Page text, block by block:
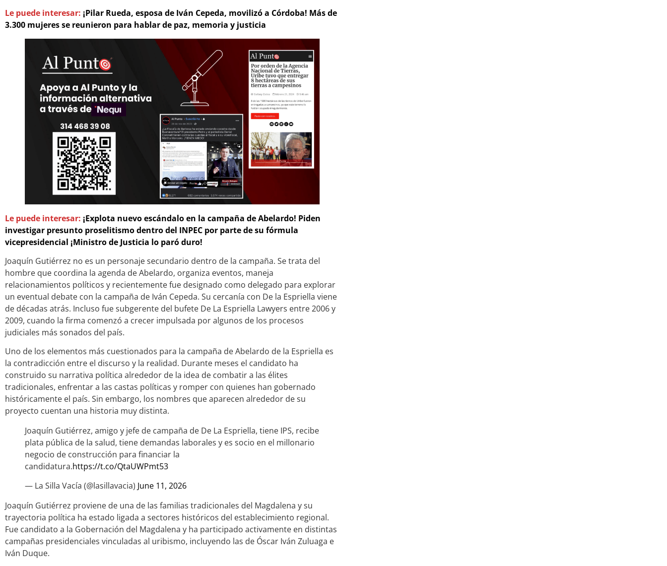
Le puede interesar: ¡Pilar Rueda, esposa de Iván Cepeda, movilizó a Córdoba! Más de
3.300 mujeres se reunieron para hablar de paz, memoria y justicia
Le puede interesar: ¡Explota nuevo escándalo en la campaña de Abelardo! Piden
investigar presunto proselitismo dentro del INPEC por parte de su fórmula
vicepresidencial ¡Ministro de Justicia lo paró duro!
Joaquín Gutiérrez no es un personaje secundario dentro de la campaña. Se trata del
hombre que coordina la agenda de Abelardo, organiza eventos, maneja
relacionamientos políticos y recientemente fue designado como delegado para explorar
un eventual debate con la campaña de Iván Cepeda. Su cercanía con De la Espriella viene
de décadas atrás. Incluso fue subgerente del bufete De La Espriella Lawyers entre 2006 y
2009, cuando la firma comenzó a crecer impulsada por algunos de los procesos
judiciales más sonados del país.
Uno de los elementos más cuestionados para la campaña de Abelardo de la Espriella es
la contradicción entre el discurso y la realidad. Durante meses el candidato ha
construido su narrativa política alrededor de la idea de combatir a las élites
tradicionales, enfrentar a las castas políticas y romper con quienes han gobernado
históricamente el país. Sin embargo, los nombres que aparecen alrededor de su
proyecto cuentan una historia muy distinta.
Joaquín Gutiérrez, amigo y jefe de campaña de De La Espriella, tiene IPS, recibe
plata pública de la salud, tiene demandas laborales y es socio en el millonario
negocio de construcción para financiar la
candidatura.https://t.co/QtaUWPmt53
— La Silla Vacía (@lasillavacia) June 11, 2026
Joaquín Gutiérrez proviene de una de las familias tradicionales del Magdalena y su
trayectoria política ha estado ligada a sectores históricos del establecimiento regional.
Fue candidato a la Gobernación del Magdalena y ha participado activamente en distintas
campañas presidenciales vinculadas al uribismo, incluyendo las de Óscar Iván Zuluaga e
Iván Duque.